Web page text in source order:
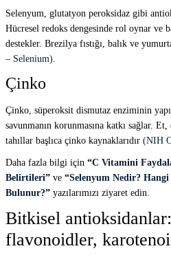
Selenyum, glutatyon peroksidaz gibi
Hücresel redoks dengesinde rol oynar ve
destekler. Brezilya fıstığı, balık ve
– Selenium).
Çinko
Çinko, süperoksit dismutaz enziminin
savunmanın korunmasına katkı sağlar.
tahıllar başlıca çinko kaynaklarıdır (NIH
Daha fazla bilgi için “C Vitamini
Belirtileri” ve “Selenyum Nedir? Hangi
Bulunur?” yazılarımızı ziyaret edin.
Bitkisel
flavonoidler,